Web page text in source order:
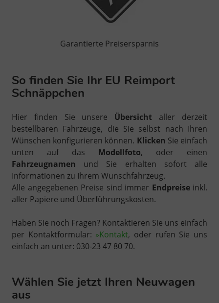
Garantierte Preisersparnis
So finden Sie Ihr EU Reimport
Schnäppchen
Hier finden Sie unsere Übersicht aller derzeit
bestellbaren Fahrzeuge, die Sie selbst nach Ihren
Wünschen konfigurieren können. Klicken Sie einfach
unten auf das Modellfoto, oder einen
Fahrzeugnamen und Sie erhalten sofort alle
Informationen zu Ihrem Wunschfahrzeug.
Alle angegebenen Preise sind immer Endpreiseinkl.
aller Papiere und Überführungskosten.
Haben Sie noch Fragen? Kontaktieren Sie uns einfach
per Kontaktformular: »Kontakt, oder rufen Sie uns
einfach an unter: 030-23 47 80 70.
Wählen Sie jetzt Ihren Neuwagen
aus